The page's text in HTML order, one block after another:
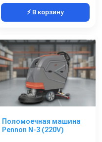
⚡ В корзину
Поломоечная машина
Pennon N-3 (220V)